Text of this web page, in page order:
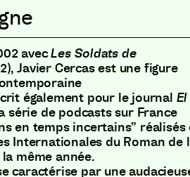
avecLes Soldats de
), Javier Cercas est une figure
également pour le journal
série de podcasts sur France
en temps incertains” réalisés
Internationales du Roman de
même année.
caractérise par une